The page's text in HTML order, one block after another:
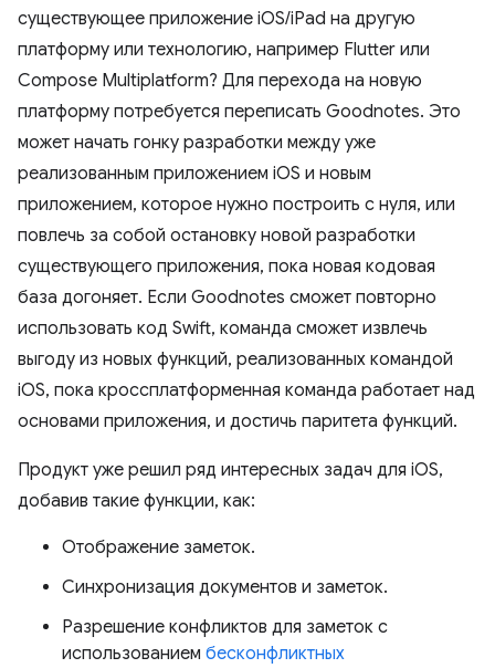
существующее приложение iOS/iPad на другую
платформу или технологию, например Flutter или
Compose Multiplatform? Для перехода на новую
платформу потребуется переписать Goodnotes. Это
может начать гонку разработки между уже
реализованным приложением iOS и новым
приложением, которое нужно построить с нуля, или
повлечь за собой остановку новой разработки
существующего приложения, пока новая кодовая
база догоняет. Если Goodnotes сможет повторно
использовать код Swift, команда сможет извлечь
выгоду из новых функций, реализованных командой
iOS, пока кроссплатформенная команда работает над
основами приложения, и достичь паритета функций.
Продукт уже решил ряд интересных задач для iOS,
добавив такие функции, как:
Отображение заметок.
Синхронизация документов и заметок.
Разрешение конфликтов для заметок с
использованием бесконфликтных